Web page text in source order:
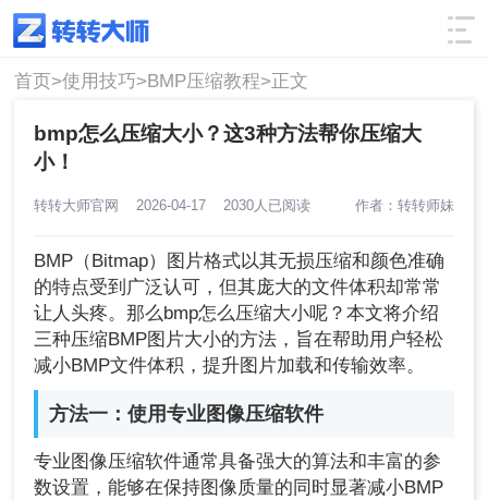
使用技巧 筛选
首页>使用技巧>BMP压缩教程>正文
bmp怎么压缩大小？这3种方法帮你压缩大
小！
转转大师官网 2026-04-17 2030人已阅读 作者：转转师妹
BMP（Bitmap）图片格式以其无损压缩和颜色准确
的特点受到广泛认可，但其庞大的文件体积却常常
让人头疼。那么bmp怎么压缩大小呢？本文将介绍
三种压缩BMP图片大小的方法，旨在帮助用户轻松
减小BMP文件体积，提升图片加载和传输效率。
方法一：使用专业图像压缩软件
专业图像压缩软件通常具备强大的算法和丰富的参
数设置，能够在保持图像质量的同时显著减小BMP